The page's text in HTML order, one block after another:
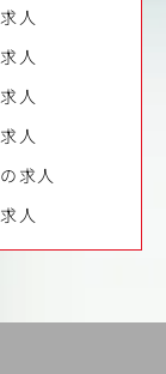
人
人
人
人
求人
人